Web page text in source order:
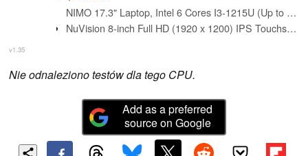
NIMO 17.3" Laptop, Intel 6 Cores I3-1215U (Up to 4.4GHz, Beat R5 7520U), 8GB RAM 256GB SSD, 65W Fast PD 180° Viewing Wi-Fi 6 Backlit Keyboard Computer for Business Work Creator Student Study and Home
NuVision 8-inch Full HD (1920 x 1200) IPS Touchscreen Tablet PC, Intel Atom x5-Z8300 Quad-Core Processor, 2GB RAM, 32GB SSD eMMC, Webcam, WIFI, Windows 10, Silver
v1.35
Nie odnaleziono testów dla tego CPU.
Add as a preferred
source on Google